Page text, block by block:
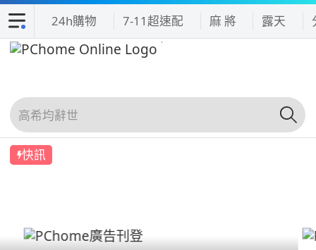
24h購物 7-11超速配 麻 將 露天
快訊